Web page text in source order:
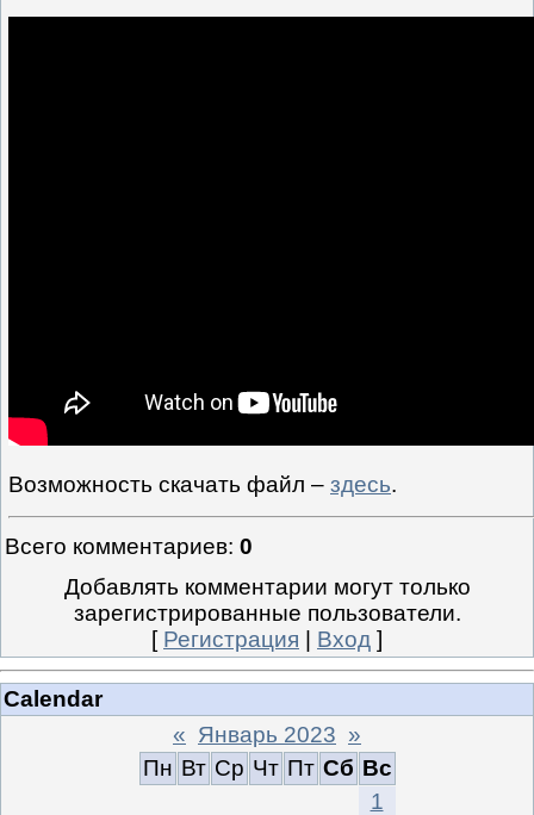
Возможность скачать файл – здесь.
Всего комментариев: 0
Добавлять комментарии могут только
зарегистрированные пользователи.
[ Регистрация Вход ]
Calendar
« Январь 2023 »
Пн Вт Ср Чт Пт Сб Вс
1